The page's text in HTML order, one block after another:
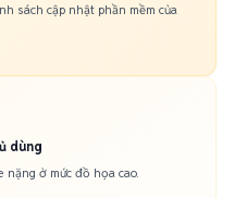
sách cập nhật phần mềm của
dùng
nặng ở mức đồ họa cao.